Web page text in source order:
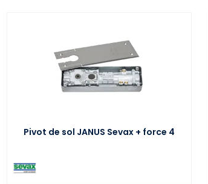
Pivot de sol JANUS Sevax + force 4